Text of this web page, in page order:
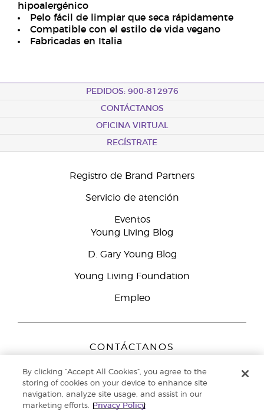
hipoalergénico
Pelo fácil de limpiar que seca rápidamente
Compatible con el estilo de vida vegano
Fabricadas en Italia
PEDIDOS: 900-812976
CONTÁCTANOS
OFICINA VIRTUAL
REGÍSTRATE
Registro de Brand Partners
Servicio de atención
Eventos
Young Living Blog
D. Gary Young Blog
Young Living Foundation
Empleo
CONTÁCTANOS
Peizerweg 97
9727 AJ Groningen
Netherlands
By clicking “Accept All Cookies”, you agree to the
storing of cookies on your device to enhance site
navigation, analyze site usage, and assist in our
marketing efforts.
Privacy Policy